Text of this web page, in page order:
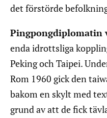
det förstörde
Pingpongdiplomatin
enda idrottsliga
Peking och Taipei.
Rom 1960 gick den
bakom en skylt med
grund av att de fick